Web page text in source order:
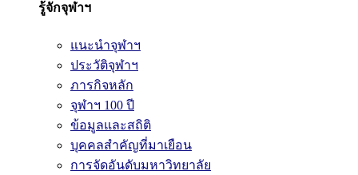
รู้จักจุฬาฯ
แนะนำจุฬาฯ
ประวัติจุฬาฯ
ภารกิจหลัก
จุฬาฯ 100 ปี
ข้อมูลและสถิติ
บุคคลสำคัญที่มาเยือน
การจัดอันดับมหาวิทยาลัย